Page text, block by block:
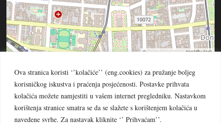
Ova stranica koristi ‘’kolačiće’’ (eng.cookies) za pružanje boljeg
korisničkog iskustva i praćenja posjećenosti. Postavke prihvata
kolačića možete namjestiti u vašem internet pregledniku. Nastavkom
korištenja stranice smatra se da se slažete s korištenjem kolačića u
navedene svrhe. Za nastavak kliknite ‘’ Prihvaćam’’.
©OpenStreetMapcontributors
© PROVINCIJA BEZGRJEŠNOG ZAČEĆA BDM -